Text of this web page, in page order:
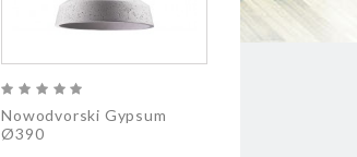
Nowodvorski Gypsum
Ø390